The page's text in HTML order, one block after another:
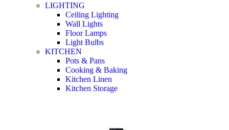
LIGHTING
Ceiling Lighting
Wall Lights
Floor Lamps
Light Bulbs
KITCHEN
Pots & Pans
Cooking & Baking
Kitchen Linen
Kitchen Storage